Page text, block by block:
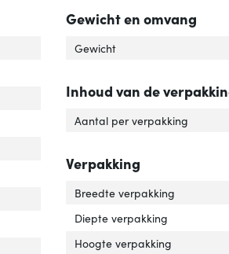
Gewicht en omvang
Gewicht
Inhoud van de
Aantal per verpakking
Verpakking
Breedte verpakking
Diepte verpakking
Hoogte verpakking